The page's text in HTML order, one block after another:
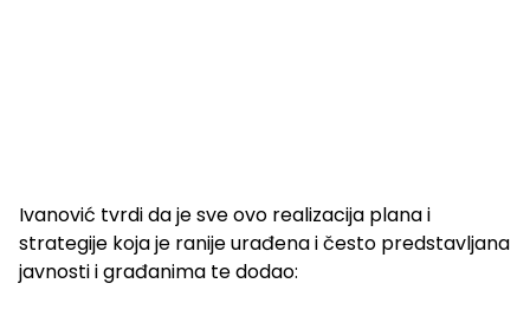
Ivanović tvrdi da je sve ovo realizacija plana i
strategije koja je ranije urađena i često predstavljana
javnosti i građanima te dodao: